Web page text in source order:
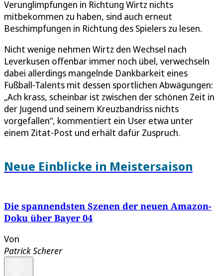
Verunglimpfungen in Richtung Wirtz nichts
mitbekommen zu haben, sind auch erneut
Beschimpfungen in Richtung des Spielers zu lesen.
Nicht wenige nehmen Wirtz den Wechsel nach
Leverkusen offenbar immer noch übel, verwechseln
dabei allerdings mangelnde Dankbarkeit eines
Fußball-Talents mit dessen sportlichen Abwägungen:
„Ach krass, scheinbar ist zwischen der schönen Zeit in
der Jugend und seinem Kreuzbandriss nichts
vorgefallen“, kommentiert ein User etwa unter
einem Zitat-Post und erhält dafür Zuspruch.
Neue Einblicke in Meistersaison
Die spannendsten Szenen der neuen Amazon-
Doku über Bayer 04
Von
Patrick Scherer